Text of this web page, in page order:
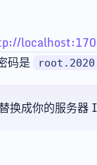
码是 root.2020
成你的服务器